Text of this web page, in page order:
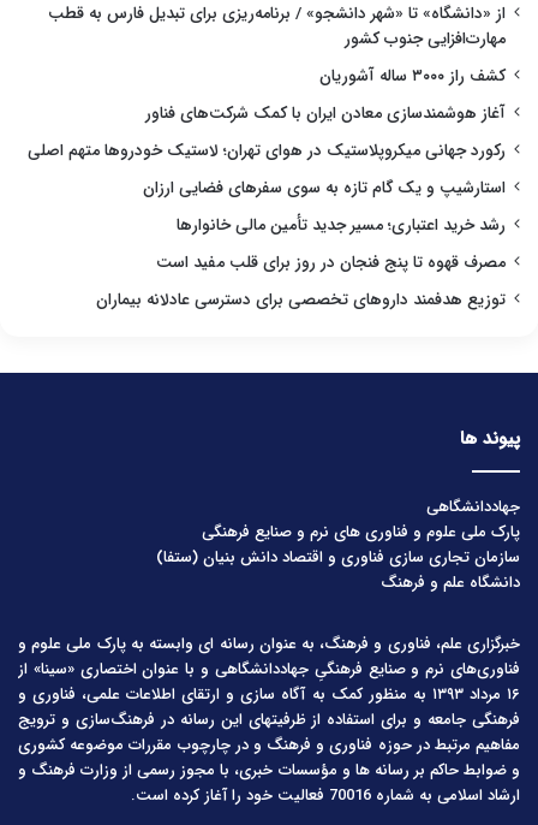
از «دانشگاه» تا «شهر دانشجو» / برنامه‌ریزی برای تبدیل فارس به قطب
مهارت‌افزایی جنوب کشور
کشف راز ۳۰۰۰ ساله آشوریان
آغاز هوشمندسازی معادن ایران با کمک شرکت‌های فناور
رکورد جهانی میکروپلاستیک در هوای تهران؛ لاستیک خودروها متهم اصلی
استارشیپ و یک گام تازه به سوی سفرهای فضایی ارزان
رشد خرید اعتباری؛ مسیر جدید تأمین مالی خانوارها
مصرف قهوه تا پنج فنجان در روز برای قلب مفید است
توزیع هدفمند داروهای تخصصی برای دسترسی عادلانه بیماران
پیوند ها
جهاددانشگاهی
پارک ملی علوم و فناوری های نرم و صنایع فرهنگی
سازمان تجاری سازی فناوری و اقتصاد دانش بنیان (ستفا)
دانشگاه علم و فرهنگ
خبرگزاری علم، فناوری و فرهنگ، به عنوان رسانه ای وابسته به پارک ملی علوم و
فناوری‌های نرم و صنایع فرهنگیِ جهاددانشگاهی و با عنوان اختصاری «سینا» از
۱۶ مرداد ۱۳۹۳ به منظور کمک به آگاه سازی و ارتقای اطلاعات علمی، فناوری و
فرهنگی جامعه و برای استفاده از ظرفیتهای این رسانه در فرهنگ‌سازی و ترویج
مفاهیم مرتبط در حوزه فناوری و فرهنگ و در چارچوب مقررات موضوعه کشوری
و ضوابط حاکم بر رسانه ها و مؤسسات خبری، با مجوز رسمی از وزارت فرهنگ و
ارشاد اسلامی به شماره 70016 فعالیت خود را آغاز کرده است.